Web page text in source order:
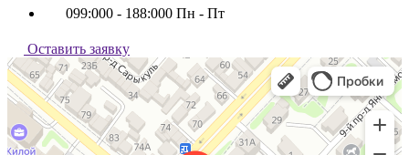
099:000 - 188:000 Пн - Пт
Оставить заявку
Ташкент
Улица Янгизамон, 31/1 — Яндекс Карты